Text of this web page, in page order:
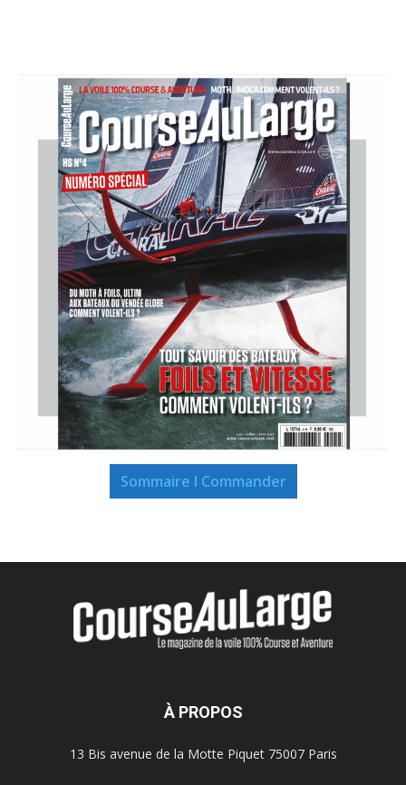
Sommaire I Commander
À PROPOS
13 Bis avenue de la Motte Piquet 75007 Paris